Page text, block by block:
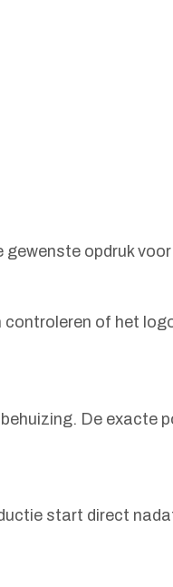
opdruk
of het
De exacte
start direct